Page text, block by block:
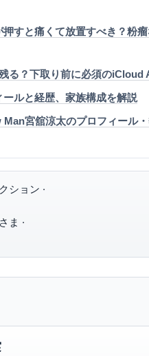
すと痛くて放置すべき？粉
る？下取り前に必須のiCloud
ルと経歴、家族構成を解説
Man宮舘涼太のプロフィール
ション ·
ま ·